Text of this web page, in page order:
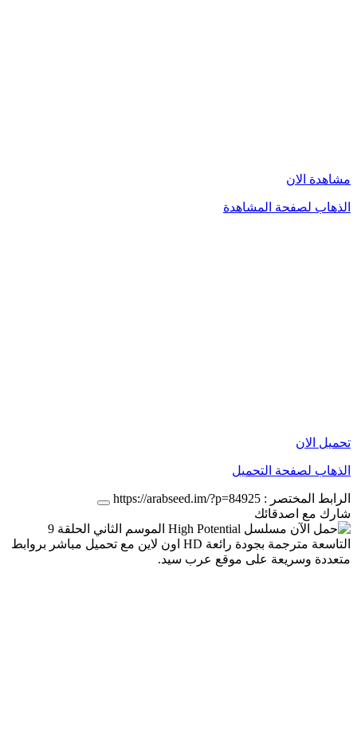
مشاهدة الان
الذهاب لصفحة المشاهدة
تحميل الان
الذهاب لصفحة التحميل
الرابط المختصر : https://arabseed.im/?p=84925
شارك مع اصدقائك